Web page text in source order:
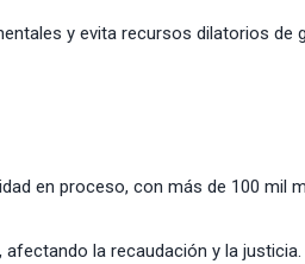
y evita recursos dilatorios de
en proceso, con más de 100 mil
la recaudación y la justicia.